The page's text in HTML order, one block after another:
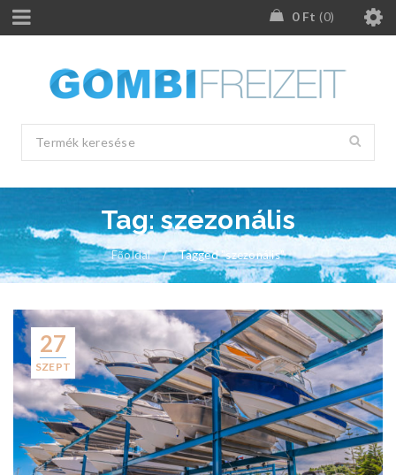
0 Ft 0
Tag: szezonális
Főoldal / Tagged "szezonális"
27
SZEPT